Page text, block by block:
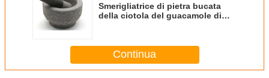
Smerigliatrice di pietra bucata
della ciotola del guacamole di
pesante di superficie
Continua